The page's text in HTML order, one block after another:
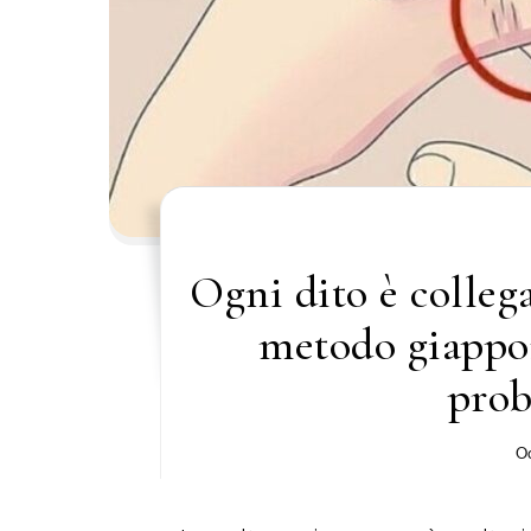
Ogni dito è
metodo